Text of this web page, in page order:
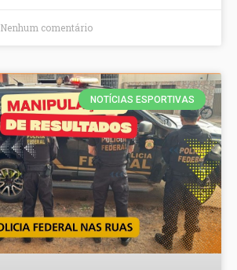
Nenhum comentário
NOTÍCIAS ESPORTIVAS